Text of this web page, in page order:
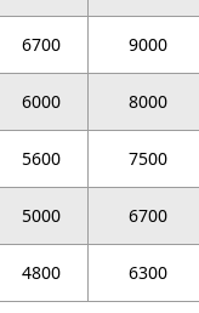
6700 9000
6000 8000
5600 7500
5000 6700
4800 6300